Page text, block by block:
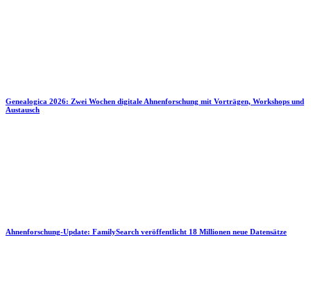
Genealogica 2026: Zwei Wochen digitale Ahnenforschung mit Vorträgen, Workshops und
Austausch
Ahnenforschung-Update: FamilySearch veröffentlicht 18 Millionen neue Datensätze